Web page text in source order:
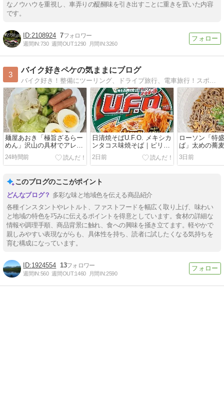
なノウハウを重視し、車弄りの醍醐味を引き出すことに重きを置いた内容
です。
2108924 7
週間IN:730 週間OUT:1290 月間IN:3260
3
バイク好きペケの気ままにブログ
麺屋あおき「極旨ざるらー
めん」沢山の具材でアレン
ジレシピで男の料理｜青木
食品
24時間前
日清焼そばU.F.O. メキシカ
ンタコス味焼そば｜ピリ辛
サルサソース
2日前
ローソン「特
ば」太めの蕎
風｜味付のい
3日前
このブログのここがポイント
多彩な味と地域色を伝える商品紹介
各種インスタントやレトルト、ファストフードを幅広く取り上げ、味わい
と地域の特色を巧みに伝えるポイントを得意としています。食材の詳細な
情報や調理手順、商品背景に触れ、食への興味を掻き立てます。軽やかで
親しみやすい表現ながらも、具体性を持ち、読者に試したくなる気持ちを
育む構成になっています。
1924554 13
週間IN:560 週間OUT:1460 月間IN:2590